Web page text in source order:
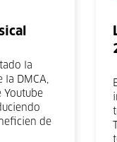
la
la DMCA,
Youtube
de